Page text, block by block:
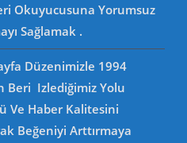
Okuyucusuna Yorumsuz
Sağlamak .
Düzenimizle 1994
Beri Izlediğimiz Yolu
Ve Haber Kalitesini
Beğeniyi Arttırmaya